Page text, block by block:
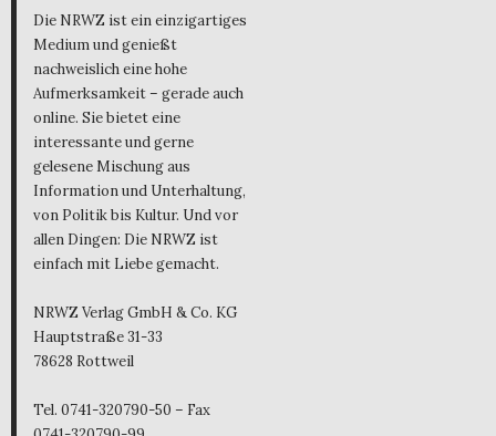
Die NRWZ ist ein einzigartiges
Medium und genießt
nachweislich eine hohe
Aufmerksamkeit – gerade auch
online. Sie bietet eine
interessante und gerne
gelesene Mischung aus
Information und Unterhaltung,
von Politik bis Kultur. Und vor
allen Dingen: Die NRWZ ist
einfach mit Liebe gemacht.
NRWZ Verlag GmbH & Co. KG
Hauptstraße 31-33
78628 Rottweil
Tel. 0741-320790-50 – Fax